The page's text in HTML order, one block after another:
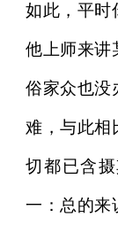
如此，平时
他上师来讲
俗家众也没
难，与此相
切都已含
一：总的来